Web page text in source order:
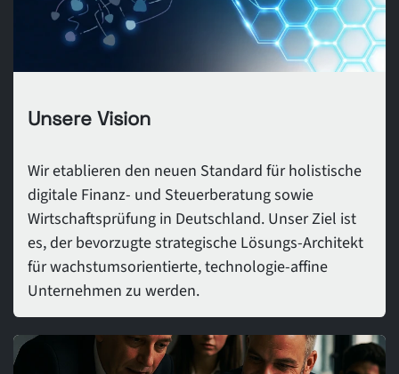
Unsere Vision
Wir etablieren den neuen Standard für holistische
digitale Finanz- und Steuerberatung sowie
Wirtschaftsprüfung in Deutschland. Unser Ziel ist
es, der bevorzugte strategische Lösungs-Architekt
für wachstumsorientierte, technologie-affine
Unternehmen zu werden.